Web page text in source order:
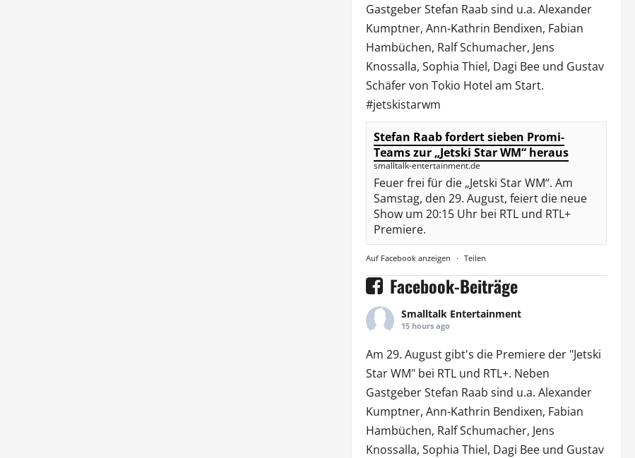
Gastgeber Stefan Raab sind u.a. Alexander
Kumptner, Ann-Kathrin Bendixen, Fabian
Hambüchen, Ralf Schumacher, Jens
Knossalla, Sophia Thiel, Dagi Beeund Gustav
Schäfer von Tokio Hotel am Start.
#jetskistarwm
Stefan Raab fordert sieben Promi-
Teams zur „Jetski Star WM“ heraus
smalltalk-entertainment.de
Feuer frei für die „Jetski Star WM“. Am
Samstag, den 29. August, feiert die neue
Show um 20:15 Uhr bei RTL und RTL+
Premiere.
Auf Facebook anzeigen · Teilen
Facebook-Beiträge
Smalltalk Entertainment
15 hours ago
Am 29. August gibt's die Premiere der "Jetski
Star WM" bei RTLund RTL+. Neben
Gastgeber Stefan Raab sind u.a. Alexander
Kumptner, Ann-Kathrin Bendixen, Fabian
Hambüchen, Ralf Schumacher, Jens
Knossalla, Sophia Thiel, Dagi Beeund Gustav